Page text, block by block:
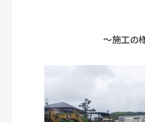
～施工の